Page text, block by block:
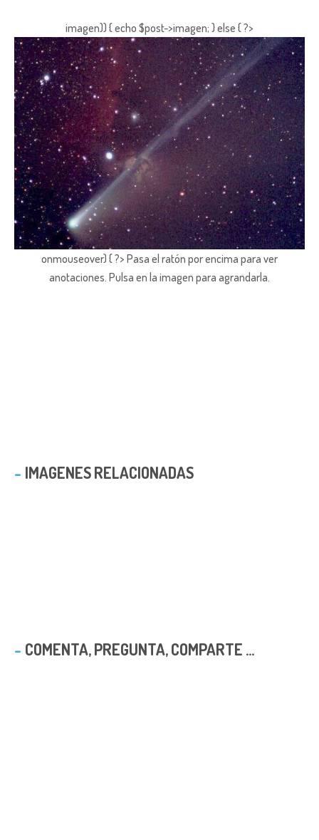
imagen)) { echo $post->imagen; } else { ?>
onmouseover) { ?> Pasa el ratón por encima para ver
anotaciones. Pulsa en la imagen para agrandarla.
IMAGENES RELACIONADAS
COMENTA, PREGUNTA, COMPARTE ...